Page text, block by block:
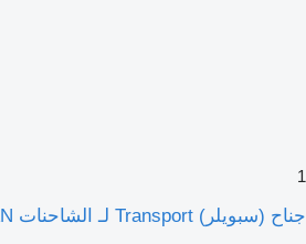
1
جناح (سبويلر) Transport لـ الشاحنات MAN